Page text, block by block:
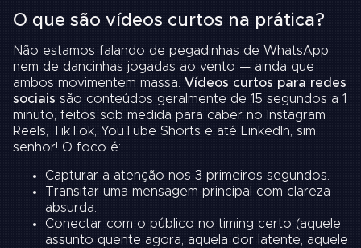
O que são vídeos curtos na prática?
Não estamos falando de pegadinhas de WhatsApp
nem de dancinhas jogadas ao vento — ainda que
ambos movimentem massa. Vídeos curtos para redes
sociais são conteúdos geralmente de 15 segundos a 1
minuto, feitos sob medida para caber no Instagram
Reels, TikTok, YouTube Shorts e até LinkedIn, sim
senhor! O foco é:
Capturar a atenção nos 3 primeiros segundos.
Transitar uma mensagem principal com clareza
absurda.
Conectar com o público no timing certo (aquele
assunto quente agora, aquela dor latente, aquele